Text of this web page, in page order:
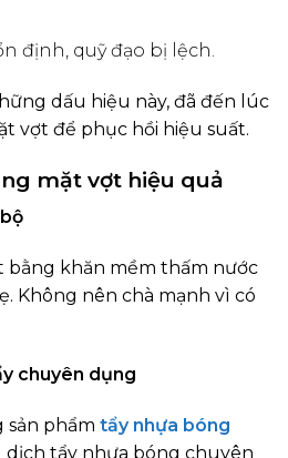
định, quỹ đạo bị lệch.
dấu hiệu này, đã đến lúc
vợt để phục hồi hiệu suất.
mặt vợt hiệu quả
bằng khăn mềm thấm nước
Không nên chà mạnh vì có
chuyên dụng
sản phẩm tẩy nhựa bóng
dịch tẩy nhựa bóng chuyên